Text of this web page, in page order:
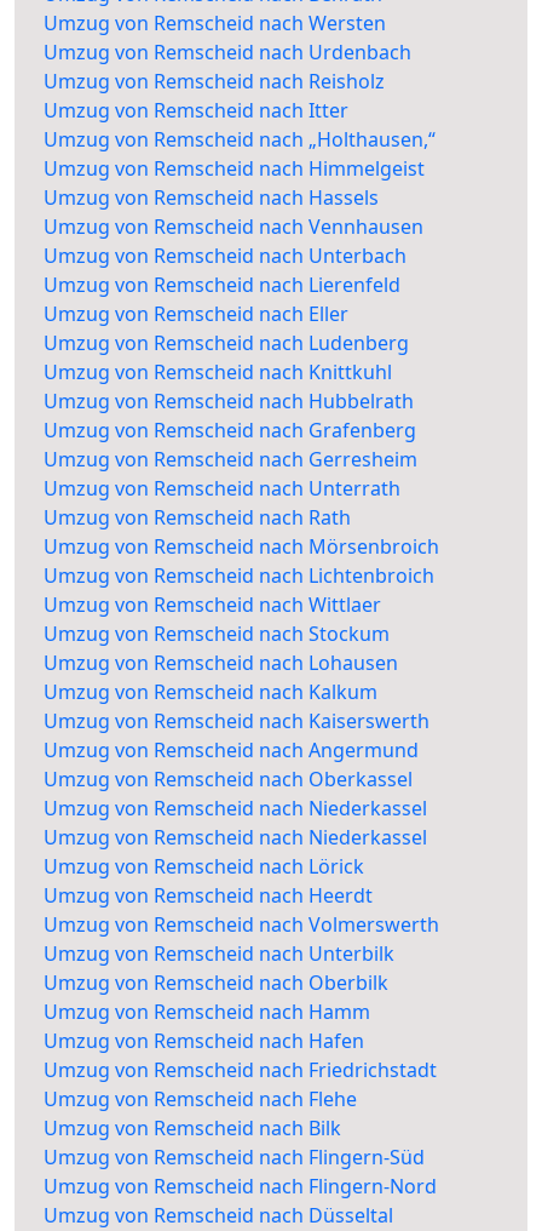
Umzug von Remscheid nach Wersten
Umzug von Remscheid nach Urdenbach
Umzug von Remscheid nach Reisholz
Umzug von Remscheid nach Itter
Umzug von Remscheid nach „Holthausen,“
Umzug von Remscheid nach Himmelgeist
Umzug von Remscheid nach Hassels
Umzug von Remscheid nach Vennhausen
Umzug von Remscheid nach Unterbach
Umzug von Remscheid nach Lierenfeld
Umzug von Remscheid nach Eller
Umzug von Remscheid nach Ludenberg
Umzug von Remscheid nach Knittkuhl
Umzug von Remscheid nach Hubbelrath
Umzug von Remscheid nach Grafenberg
Umzug von Remscheid nach Gerresheim
Umzug von Remscheid nach Unterrath
Umzug von Remscheid nach Rath
Umzug von Remscheid nach Mörsenbroich
Umzug von Remscheid nach Lichtenbroich
Umzug von Remscheid nach Wittlaer
Umzug von Remscheid nach Stockum
Umzug von Remscheid nach Lohausen
Umzug von Remscheid nach Kalkum
Umzug von Remscheid nach Kaiserswerth
Umzug von Remscheid nach Angermund
Umzug von Remscheid nach Oberkassel
Umzug von Remscheid nach Niederkassel
Umzug von Remscheid nach Niederkassel
Umzug von Remscheid nach Lörick
Umzug von Remscheid nach Heerdt
Umzug von Remscheid nach Volmerswerth
Umzug von Remscheid nach Unterbilk
Umzug von Remscheid nach Oberbilk
Umzug von Remscheid nach Hamm
Umzug von Remscheid nach Hafen
Umzug von Remscheid nach Friedrichstadt
Umzug von Remscheid nach Flehe
Umzug von Remscheid nach Bilk
Umzug von Remscheid nach Flingern-Süd
Umzug von Remscheid nach Flingern-Nord
Umzug von Remscheid nach Düsseltal